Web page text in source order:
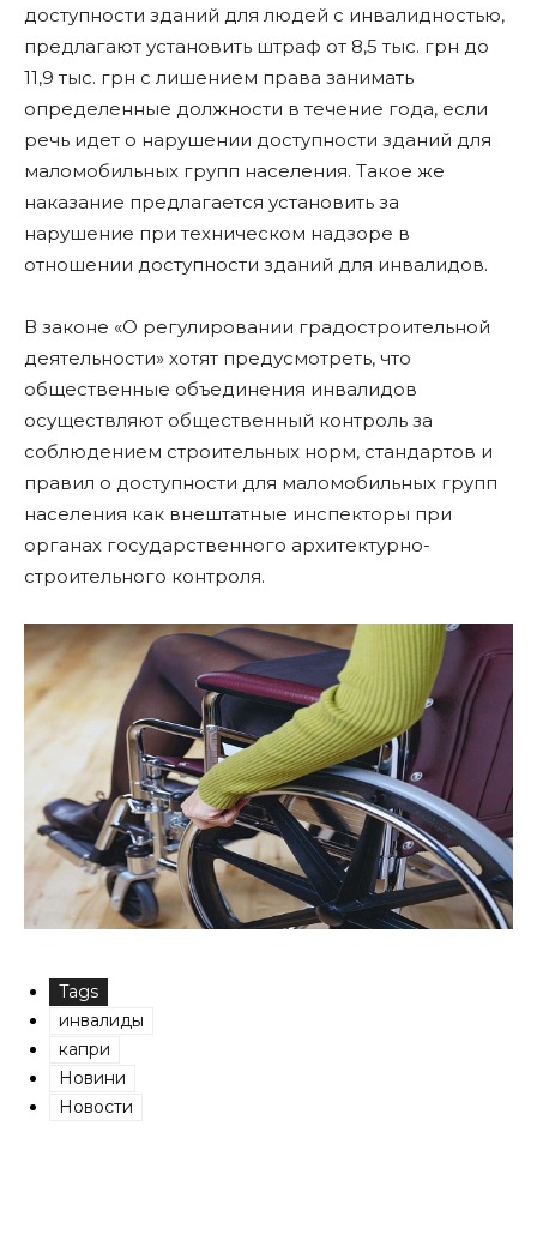
доступности зданий для людей с инвалидностью,
предлагают установить штраф от 8,5 тыс. грн до
11,9 тыс. грн с лишением права занимать
определенные должности в течение года, если
речь идет о нарушении доступности зданий для
маломобильных групп населения. Такое же
наказание предлагается установить за
нарушение при техническом надзоре в
отношении доступности зданий для инвалидов.
В законе «О регулировании градостроительной
деятельности» хотят предусмотреть, что
общественные объединения инвалидов
осуществляют общественный контроль за
соблюдением строительных норм, стандартов и
правил о доступности для маломобильных групп
населения как внештатные инспекторы при
органах государственного архитектурно-
строительного контроля.
Tags
инвалиды
капри
Новини
Новости